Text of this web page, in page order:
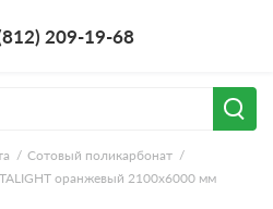
209-19-68
Сотовый поликарбонат
оранжевый 2100х6000 мм